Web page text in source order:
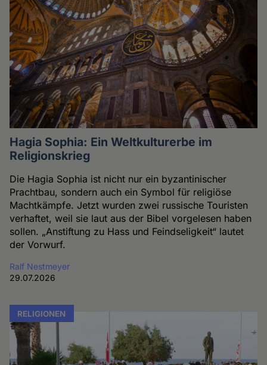
Hagia Sophia: Ein Weltkulturerbe im
Religionskrieg
Die Hagia Sophia ist nicht nur ein byzantinischer
Prachtbau, sondern auch ein Symbol für religiöse
Machtkämpfe. Jetzt wurden zwei russische Touristen
verhaftet, weil sie laut aus der Bibel vorgelesen haben
sollen. „Anstiftung zu Hass und Feindseligkeit“ lautet
der Vorwurf.
Ralf Nestmeyer
29.07.2026
RELIGIONEN